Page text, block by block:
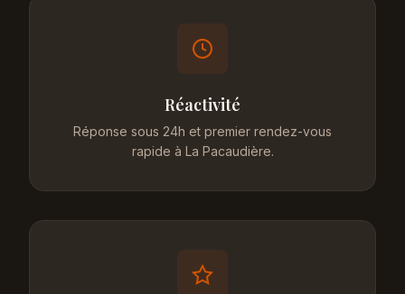
Réactivité
Réponse sous 24h et premier rendez-vous
rapide à La Pacaudière.